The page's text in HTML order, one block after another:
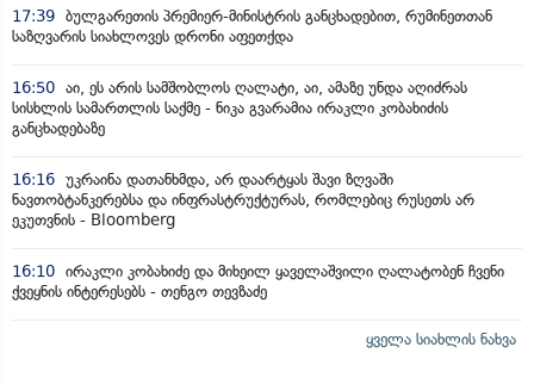
17:39 ბულგარეთის პრემიერ-მინისტრის განცხადებით, რუმინეთთან
საზღვარის სიახლოვეს დრონი აფეთქდა
16:50 აი, ეს არის სამშობლოს ღალატი, აი, ამაზე უნდა აღიძრას
სისხლის სამართლის საქმე - ნიკა გვარამია ირაკლი კობახიძის
განცხადებაზე
16:16 უკრაინა დათანხმდა, არ დაარტყას შავი ზღვაში
ნავთობტანკერებსა და ინფრასტრუქტურას, რომლებიც რუსეთს არ
ეკუთვნის - Bloomberg
16:10 ირაკლი კობახიძე და მიხეილ ყაველაშვილი ღალატობენ ჩვენი
ქვეყნის ინტერესებს - თენგო თევზაძე
ყველა სიახლის ნახვა